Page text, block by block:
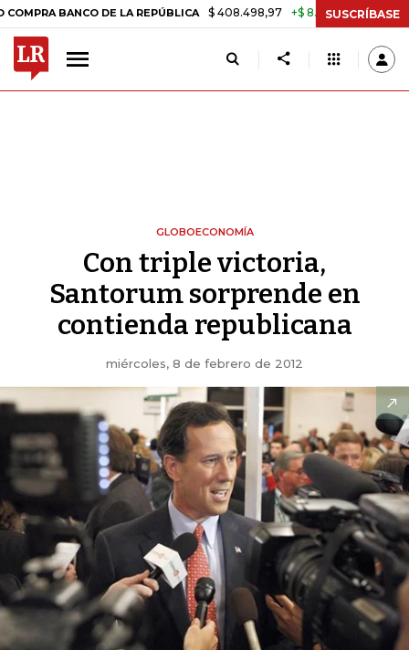
BANCO DE LA REPÚBLICA $ 408.498,97 +$ 8.753,81 +2,19% TASA
SUSCRÍBASE
GLOBOECONOMÍA
Con triple victoria,
Santorum sorprende en
contienda republicana
miércoles, 8 de febrero de 2012